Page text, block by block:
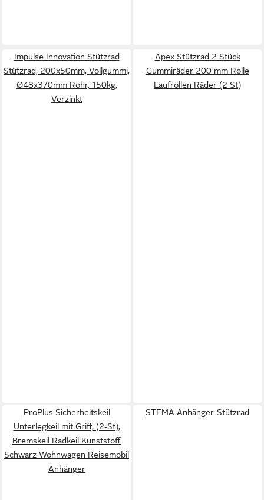
Impulse Innovation Stützrad
Stützrad, 200x50mm, Vollgummi,
Ø48x370mm Rohr, 150kg,
Verzinkt
Apex Stützrad 2 Stück
Gummiräder 200 mm Rolle
Laufrollen Räder (2 St)
ProPlus Sicherheitskeil
Unterlegkeil mit Griff, (2-St),
Bremskeil Radkeil Kunststoff
Schwarz Wohnwagen Reisemobil
Anhänger
STEMA Anhänger-Stützrad